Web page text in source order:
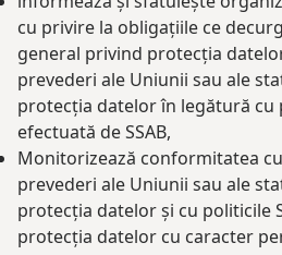
cu privire la obligațiile ce
general privind protecția
prevederi ale Uniunii sau ale
protecția datelor în legătură
efectuată de SSAB,
Monitorizează conformitatea
prevederi ale Uniunii sau ale
protecția datelor și cu politicile
protecția datelor cu caracter